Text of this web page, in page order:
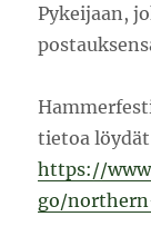
Pykeijaan,
tietoa
https://
go/